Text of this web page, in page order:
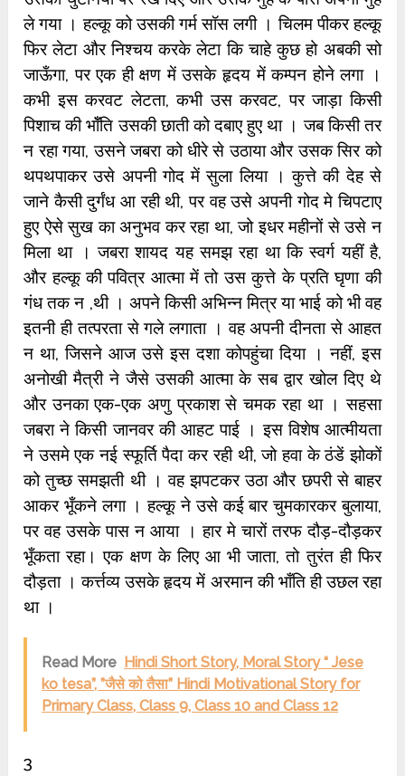
ले गया । हल्कू को उसकी गर्म सॉस लगी । चिलम पीकर हल्कू
फिर लेटा और निश्चय करके लेटा कि चाहे कुछ हो अबकी सो
जाऊँगा, पर एक ही क्षण में उसके हृदय में कम्पन होने लगा ।
कभी इस करवट लेटता, कभी उस करवट, पर जाड़ा किसी
पिशाच की भॉँति उसकी छाती को दबाए हुए था । जब किसी तर
न रहा गया, उसने जबरा को धीरे से उठाया और उसक सिर को
थपथपाकर उसे अपनी गोद में सुला लिया । कुत्ते की देह से
जाने कैसी दुर्गंध आ रही थी, पर वह उसे अपनी गोद मे चिपटाए
हुए ऐसे सुख का अनुभव कर रहा था, जो इधर महीनों से उसे न
मिला था । जबरा शायद यह समझ रहा था कि स्वर्ग यहीं है,
और हल्कू की पवित्र आत्मा में तो उस कुत्ते के प्रति घृणा की
गंध तक न ,थी । अपने किसी अभिन्न मित्र या भाई को भी वह
इतनी ही तत्परता से गले लगाता । वह अपनी दीनता से आहत
न था, जिसने आज उसे इस दशा कोपहुंचा दिया । नहीं, इस
अनोखी मैत्री ने जैसे उसकी आत्मा के सब द्वार खोल दिए थे
और उनका एक-एक अणु प्रकाश से चमक रहा था । सहसा
जबरा ने किसी जानवर की आहट पाई । इस विशेष आत्मीयता
ने उसमे एक नई स्फूर्ति पैदा कर रही थी, जो हवा के ठंडें झोकों
को तुच्छ समझती थी । वह झपटकर उठा और छपरी से बाहर
आकर भूँकने लगा । हल्कू ने उसे कई बार चुमकारकर बुलाया,
पर वह उसके पास न आया । हार मे चारों तरफ दौड़-दौड़कर
भूँकता रहा। एक क्षण के लिए आ भी जाता, तो तुरंत ही फिर
दौड़ता । कर्त्तव्य उसके हृदय में अरमान की भाँति ही उछल रहा
था ।
Read More Hindi Short Story, Moral Story “ Jese
ko tesa”, ”जैसे को तैसा” Hindi Motivational Story for
Primary Class, Class 9, Class 10 and Class 12
3